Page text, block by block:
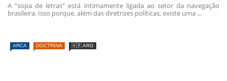
A “sopa de letras” está intimamente ligada ao setor da navegação
brasileira. Isso porque, além das diretrizes políticas, existe uma ...
ARCA DOCTRINA 🇦🇷 ARG